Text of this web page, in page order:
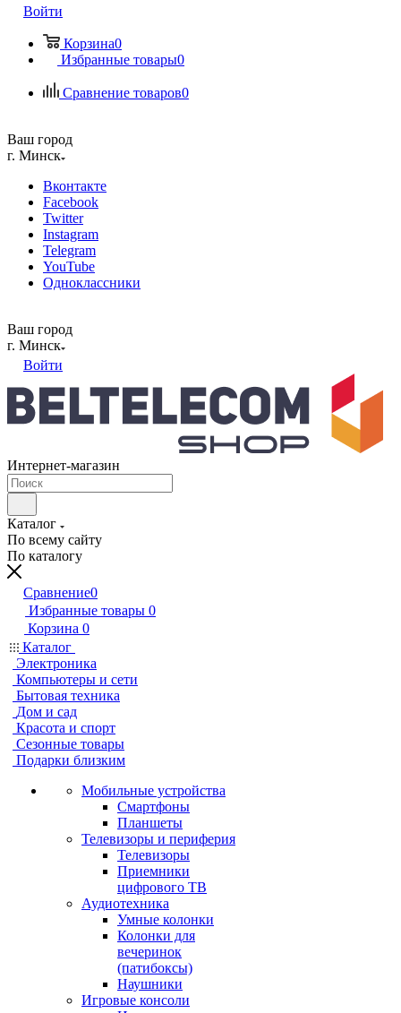
Войти
Корзина0
Избранные товары0
Сравнение товаров0
Ваш город
г. Минск
Вконтакте
Facebook
Twitter
Instagram
Telegram
YouTube
Одноклассники
Ваш город
г. Минск
Войти
Интернет-магазин
Каталог
По всему сайту
По каталогу
Сравнение0
Избранные товары 0
Корзина 0
Каталог
Электроника
Компьютеры и сети
Бытовая техника
Дом и сад
Красота и спорт
Сезонные товары
Подарки близким
Мобильные устройства
Смартфоны
Планшеты
Телевизоры и периферия
Телевизоры
Приемники
цифрового ТВ
Аудиотехника
Умные колонки
Колонки для
вечеринок
(патибоксы)
Наушники
Игровые консоли